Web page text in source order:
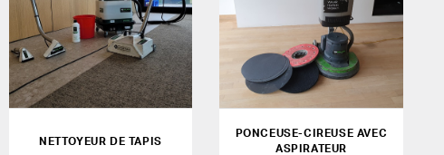
NETTOYEUR DE TAPIS
PONCEUSE-CIREUSE AVEC
ASPIRATEUR